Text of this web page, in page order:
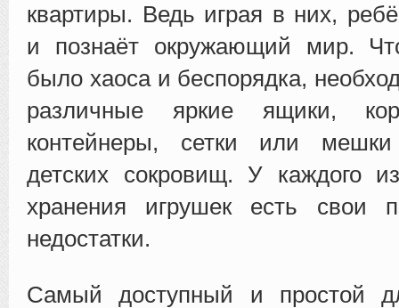
квартиры. Ведь играя в них,
и познаёт окружающий мир.
было хаоса и беспорядка,
различные яркие ящики,
контейнеры, сетки или
детских сокровищ. У каждого
хранения игрушек есть свои
недостатки.
Самый доступный и простой